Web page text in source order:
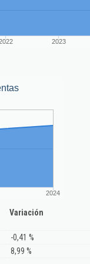
2023
2024
Variación
-0,41 %
8,99 %